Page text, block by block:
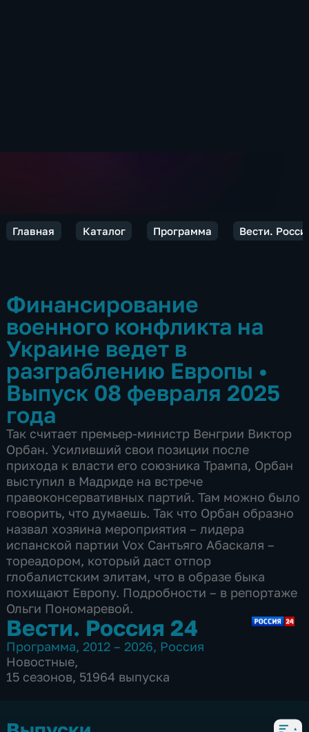
Главная Каталог Программа Вести.
Финансирование
военного конфликта на
Украине ведет в
разграблению Европы •
Выпуск 08 февраля 2025
года
Так считает премьер-министр Венгрии Виктор
Орбан. Усиливший свои позиции после
прихода к власти его союзника Трампа, Орбан
выступил в Мадриде на встрече
правоконсервативных партий. Там можно было
говорить, что думаешь. Так что Орбан образно
назвал хозяина мероприятия – лидера
испанской партии Vox Сантьяго Абаскаля –
тореадором, который даст отпор
глобалистским элитам, что в образе быка
похищают Европу. Подробности – в репортаже
Ольги Пономаревой.
Вести. Россия 24
Программа, 2012 – 2026, Россия
Новостные,
15 сезонов, 51964 выпуска